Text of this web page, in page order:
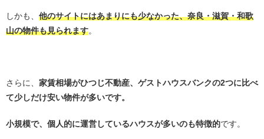
しかも、 他のサイトにはあまりにも少なかった、奈良・滋賀・和歌
山の物件も見られます。
さらに、 家賃相場がひつじ不動産、ゲストハウスバンクの2つに比べ
て少しだけ安い物件が多いです。
小規模で、個人的に運営しているハウスが多いのも特徴的です。